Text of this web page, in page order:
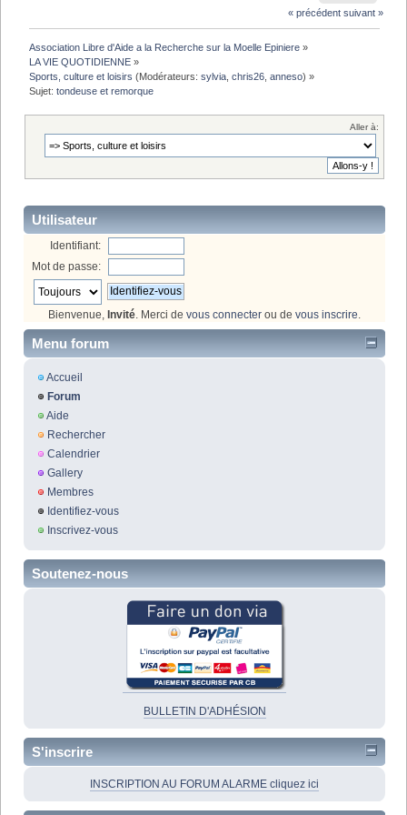
« précédent suivant »
Association Libre d'Aide a la Recherche sur la Moelle Epiniere »
LA VIE QUOTIDIENNE »
Sports, culture et loisirs (Modérateurs:sylvia ,chris26 ,anneso) »
Sujet:tondeuse et remorque
Aller à:
Utilisateur
Identifiant:
Mot de passe:
Bienvenue, Invité . Merci de vous connecter ou de vous inscrire
Menu forum
Accueil
Forum
Aide
Rechercher
Calendrier
Gallery
Membres
Identifiez-vous
Inscrivez-vous
Soutenez-nous
BULLETIN D'ADHÉSION
S'inscrire
INSCRIPTION AU FORUM ALARME cliquez ici